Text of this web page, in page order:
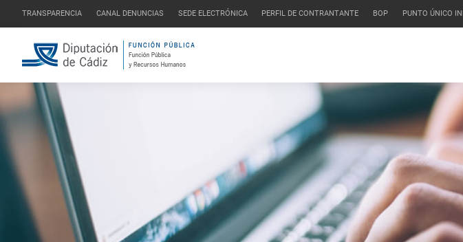
TRANSPARENCIA CANAL DENUNCIAS SEDE ELECTRÓNICA PERFIL DE CONTRANTANTE BOP PUNTO ÚNICO